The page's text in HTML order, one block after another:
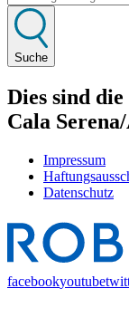
Suche
Dies sind
Cala
Impressum
Datenschutz
facebookyoutube